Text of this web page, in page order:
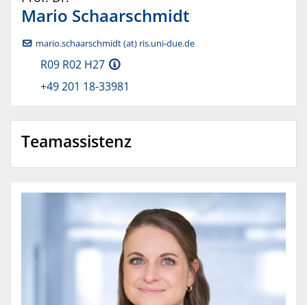
Mario Schaarschmidt
mario.schaarschmidt (at) ris.uni-due.de
R09 R02 H27
+49 201 18-33981
Teamassistenz